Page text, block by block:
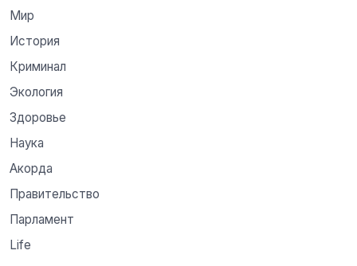
Мир
История
Криминал
Экология
Здоровье
Наука
Акорда
Правительство
Парламент
Life